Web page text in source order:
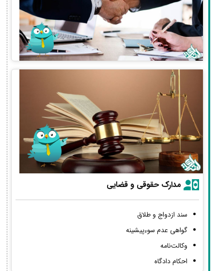
مدارک حقوقی و قضایی
سند ازدواج و طلاق
گواهی عدم سوءپیشینه
وکالت‌نامه
احکام دادگاه